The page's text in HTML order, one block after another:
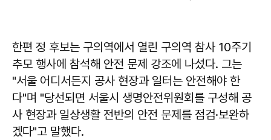
한편 정 후보는 구의역에서 열린 구의역 참사 10주기
추모 행사에 참석해 안전 문제 강조에 나섰다. 그는
"서울 어디서든지 공사 현장과 일터는 안전해야 한
다"며 "당선되면 서울시 생명안전위원회를 구성해 공
사 현장과 일상생활 전반의 안전 문제를 점검·보완하
겠다"고 말했다.